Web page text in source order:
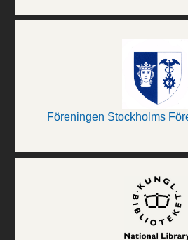
Föreningen Stockholms